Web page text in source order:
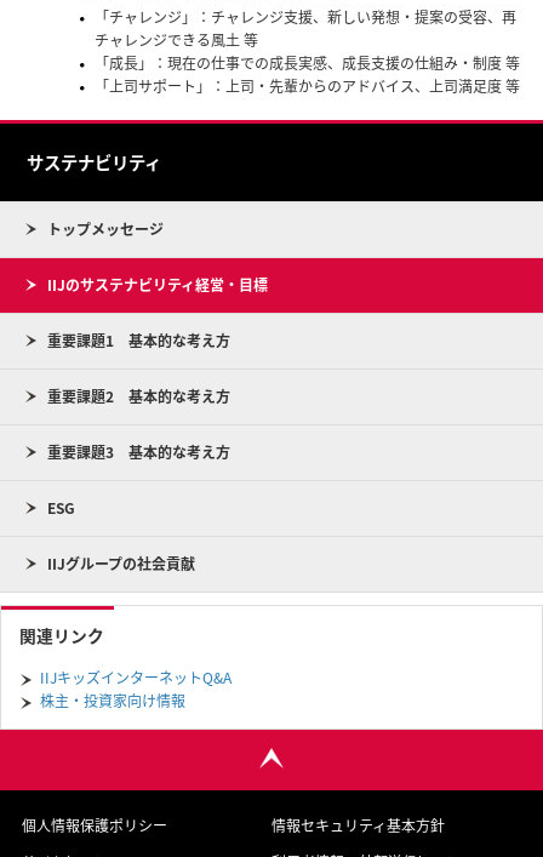
「チャレンジ」：チャレンジ支援、新しい発想・提案の受容、再
チャレンジできる風土 等
「成長」：現在の仕事での成長実感、成長支援の仕組み・制度 等
「上司サポート」：上司・先輩からのアドバイス、上司満足度 等
サステナビリティ
トップメッセージ
IIJのサステナビリティ経営・目標
重要課題1 基本的な考え方
重要課題2 基本的な考え方
重要課題3 基本的な考え方
ESG
IIJグループの社会貢献
関連リンク
IIJキッズインターネットQ&A
株主・投資家向け情報
個人情報保護ポリシー
情報セキュリティ基本方針